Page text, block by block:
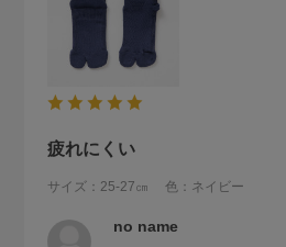
疲れにくい
サイズ：25-27㎝ 色：ネイビー
no name